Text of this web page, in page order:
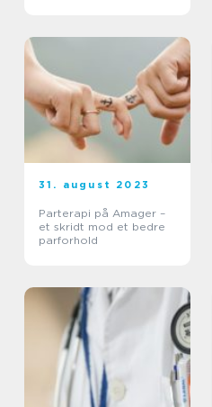
31. august 2023
Parterapi på Amager –
et skridt mod et bedre
parforhold